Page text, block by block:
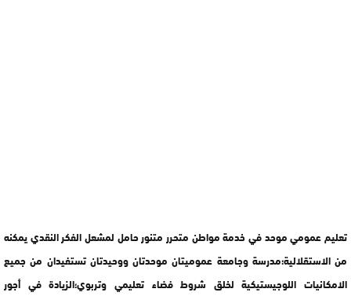
تعليم عمومي موحد في خدمة مواطن متحرر متنور حامل لمشعل الفكر النقدي يمكنه
من الاستقلالية؛مدرسة وجامعة عموميتان موحدتان ووحيدتان تستفيدان من جميع
الامكانيات اللوجيستيكية لخلق شروط فضاء تعليمي وتربوي؛الزيادة في أجور